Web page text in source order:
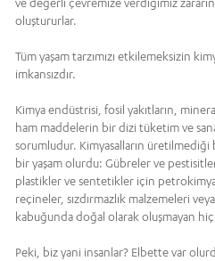
oluştururlar.
Tüm yaşam tarzımızı etkilemeksizin
imkansızdır.
Kimya endüstrisi, fosil yakıtların,
ham maddelerin bir dizi tüketim ve
sorumludur. Kimyasalların
bir yaşam olurdu: Gübreler ve
plastikler ve sentetikler için
reçineler, sızdırmazlık malzemeleri veya
kabuğunda doğal olarak oluşmayan
Peki, biz yani insanlar? Elbette var